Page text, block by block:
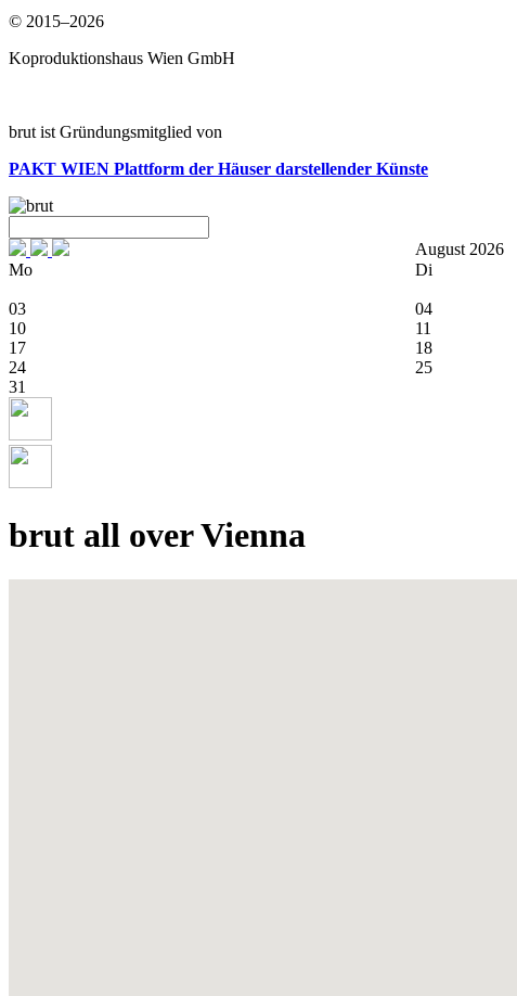
© 2015–2026
Koproduktionshaus Wien GmbH
brut ist Gründungsmitglied von
PAKT WIEN Plattform der Häuser darstellender Künste
August 2026
Mo
Di
03
04
10
11
17
18
24
25
31
brut all over Vienna